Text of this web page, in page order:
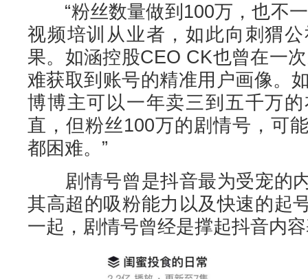
“粉丝数量做到100万，也不一
视频培训从业者，如此向刺猬
果。如涵控股CEO CK也曾在一
难获取到账号的精准用户画像。
博博主可以一年卖三到五千万
直，但粉丝100万的剧情号，可
都困难。”
剧情号曾是抖音最为受宠的
其高超的吸粉能力以及快速的起
一起，剧情号曾经是撑起抖音内